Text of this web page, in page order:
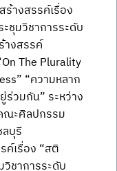
างสรรค์เรื่อง
ชุมวิชาการระดับ
างสรรค์
The Plurality
“ความหลาก
ร่วมกัน” ระหว่าง
ะศิลปกรรม
บุรี
ค์เรื่อง “สติ
ชาการระดับ